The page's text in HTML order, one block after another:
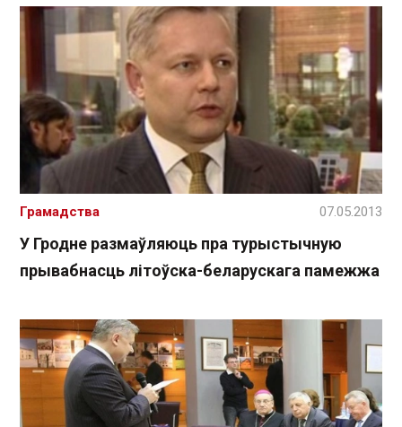
У Гродне размаўляюць пра турыстычную
прывабнасць літоўска-беларускага памежжа
Грамадства 07.05.2013